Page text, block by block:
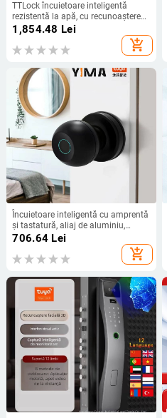
TTLock încuietoare inteligentă
rezistentă la apă, cu recunoaștere
facială 3D, parolă și amprentă
1,854.48 Lei
add_shopping_cart
Încuietoare inteligentă cu amprentă
și tastatură, aliaj de aluminiu,
design lux ușor; 100 amprente
stocate; timp de scanare <0,1 s;
metode autentificare: amprentă,
706.64 Lei
add_shopping_cart